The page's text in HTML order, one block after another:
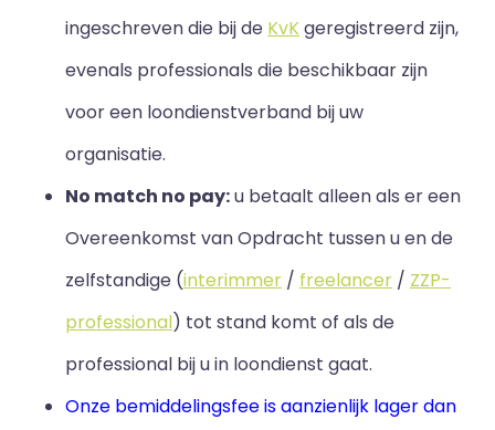
ingeschreven die bij de KvKgeregistreerd zijn,
evenals professionals die beschikbaar zijn
voor een loondienstverband bij uw
organisatie.
No match no pay:u betaalt alleen als er een
Overeenkomst van Opdracht tussen u en de
zelfstandige (interimmer / freelancer / ZZP-
professional) tot stand komt of als de
professional bij u in loondienst gaat.
Onze bemiddelingsfee is aanzienlijk lager dan